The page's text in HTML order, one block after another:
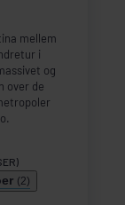
mellem
i
og
over de
(2)